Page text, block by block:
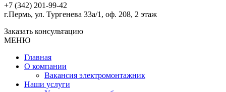
+7 (342) 201-99-42
г.Пермь, ул. Тургенева 33а/1, оф. 208, 2 этаж
Заказать консультацию
МЕНЮ
Главная
О компании
Вакансия электромонтажник
Наши услуги